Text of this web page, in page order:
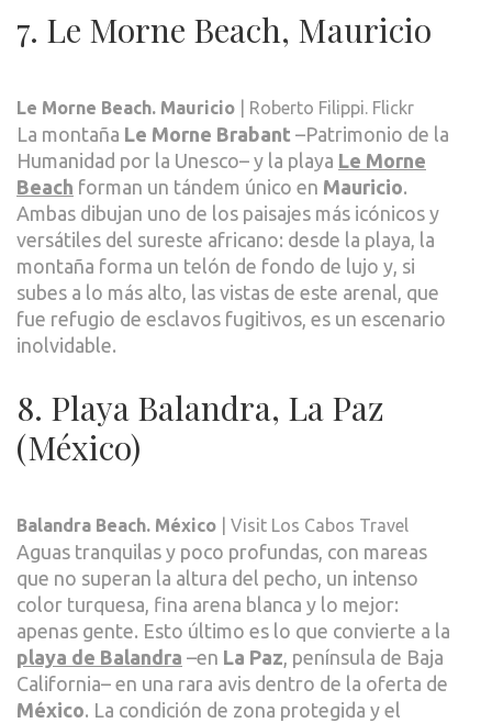
7. Le Morne Beach, Mauricio
Le Morne Beach. Mauricio | Roberto Filippi. Flickr
La montaña Le Morne Brabant –Patrimonio de la
Humanidad por la Unesco– y la playa Le Morne
Beach forman un tándem único en Mauricio.
Ambas dibujan uno de los paisajes más icónicos y
versátiles del sureste africano: desde la playa, la
montaña forma un telón de fondo de lujo y, si
subes a lo más alto, las vistas de este arenal, que
fue refugio de esclavos fugitivos, es un escenario
inolvidable.
8. Playa Balandra, La Paz
(México)
Balandra Beach. México | Visit Los Cabos Travel
Aguas tranquilas y poco profundas, con mareas
que no superan la altura del pecho, un intenso
color turquesa, fina arena blanca y lo mejor:
apenas gente. Esto último es lo que convierte a la
playa de Balandra –en La Paz , península de Baja
California– en una rara avis dentro de la oferta de
México. La condición de zona protegida y el